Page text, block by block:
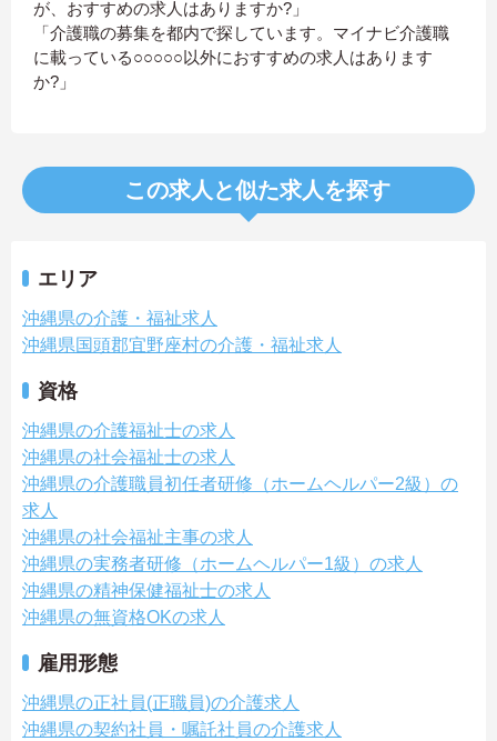
が、おすすめの求人はありますか?」
「介護職の募集を都内で探しています。マイナビ介護職
に載っている○○○○○以外におすすめの求人はあります
か?」
この求人と似た求人を探す
エリア
沖縄県の介護・福祉求人
沖縄県国頭郡宜野座村の介護・福祉求人
資格
沖縄県の介護福祉士の求人
沖縄県の社会福祉士の求人
沖縄県の介護職員初任者研修（ホームヘルパー2級）の
求人
沖縄県の社会福祉主事の求人
沖縄県の実務者研修（ホームヘルパー1級）の求人
沖縄県の精神保健福祉士の求人
沖縄県の無資格OKの求人
雇用形態
沖縄県の正社員(正職員)の介護求人
沖縄県の契約社員・嘱託社員の介護求人